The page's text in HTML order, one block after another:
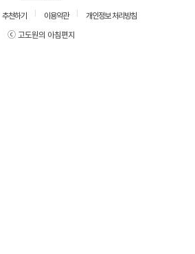
추천하기 이용약관
개인정보 처리방침
ⓒ 고도원의 아침편지